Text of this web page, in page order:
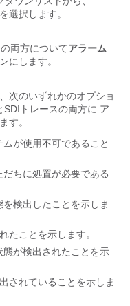
を選択します。
両方についてアラーム
にします。
次のいずれかのオプショ
SDIトレースの両方に ア
す。
ムが使用不可であること
だちに処置が必要である
を検出したことを示しま
たことを示します。
態が検出されたことを示
されていることを示しま